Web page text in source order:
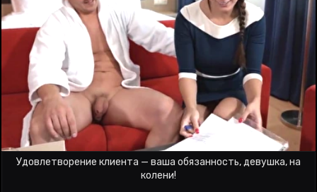
Удовлетворение клиента — ваша обязанность, девушка, на
колени!